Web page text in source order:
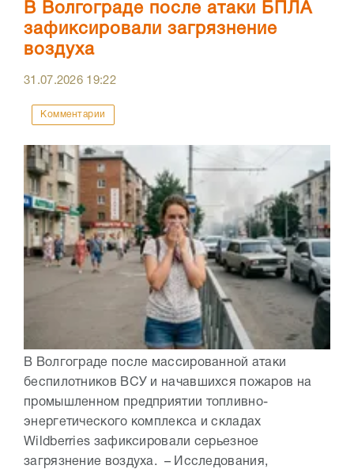
В Волгограде после атаки БПЛА
зафиксировали загрязнение
воздуха
31.07.2026 19:22
Комментарии
В Волгограде после массированной атаки
беспилотников ВСУ и начавшихся пожаров на
промышленном предприятии топливно-
энергетического комплекса и складах
Wildberries зафиксировали серьезное
загрязнение воздуха. – Исследования,